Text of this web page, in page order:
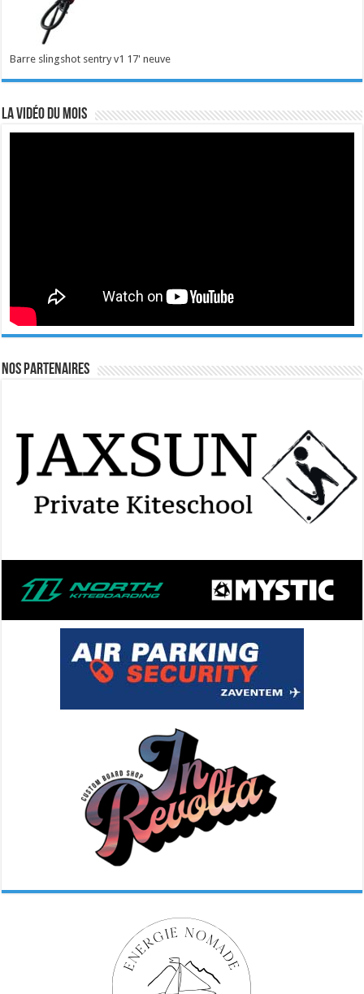
Barre slingshot sentry v1 17' neuve
La vidéo du mois
Nos Partenaires